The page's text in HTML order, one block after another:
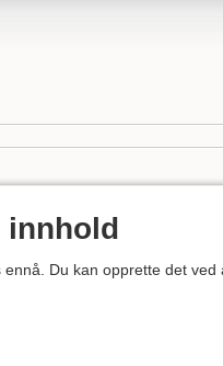
innhold
Du kan opprette det ved